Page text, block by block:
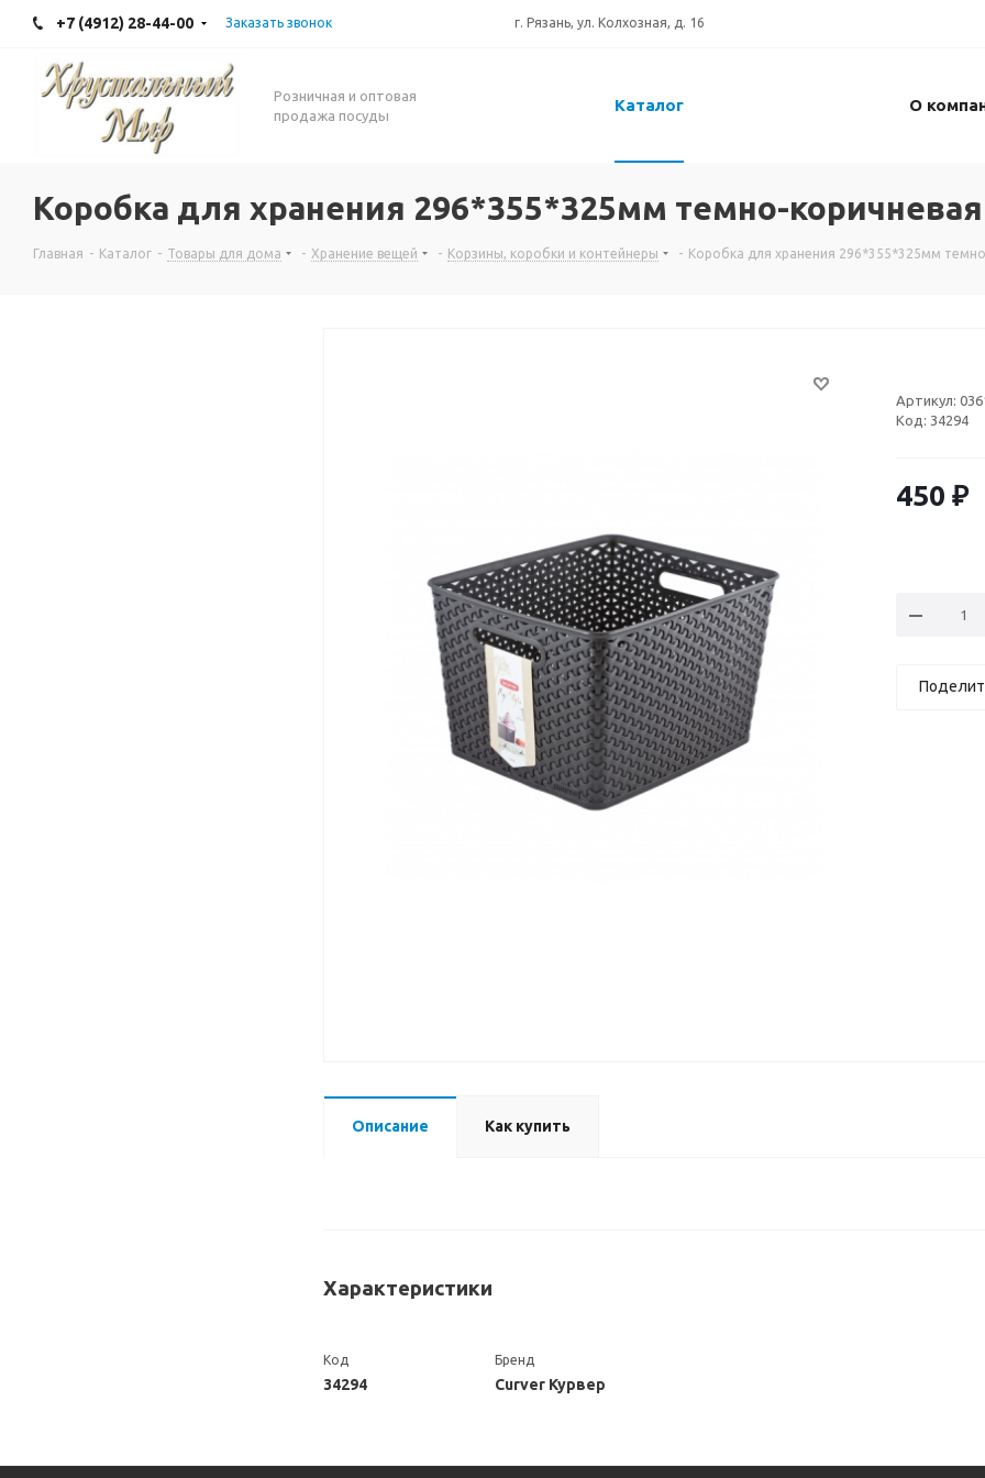
+7 (4912) 28-44-00 Заказать звонок г. Рязань, ул. Колхозная, д. 16
Розничная и оптовая
продажа посуды
Каталог О
Коробка для хранения 296*355*325мм темно-коричневая
Главная - Каталог - Товары для дома - Хранение вещей - Корзины, коробки и контейнеры - Коробка для хранения 296*355*325мм
Артикул:
Код: 34294
450 ₽
Описание Как купить
Характеристики
Код
34294
Бренд
Curver Курвер